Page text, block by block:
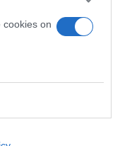
cookies on
να
Συρεγγέλα λίγη